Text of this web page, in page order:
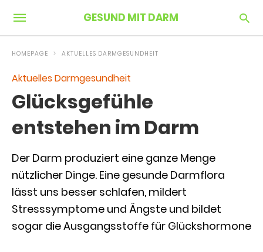
GESUND MIT DARM
HOMEPAGE AKTUELLES DARMGESUNDHEIT
Aktuelles Darmgesundheit
Glücksgefühle
entstehen im Darm
Der Darm produziert eine ganze Menge
nützlicher Dinge. Eine gesunde Darmflora
lässt uns besser schlafen, mildert
Stresssymptome und Ängste und bildet
sogar die Ausgangsstoffe für Glückshormone